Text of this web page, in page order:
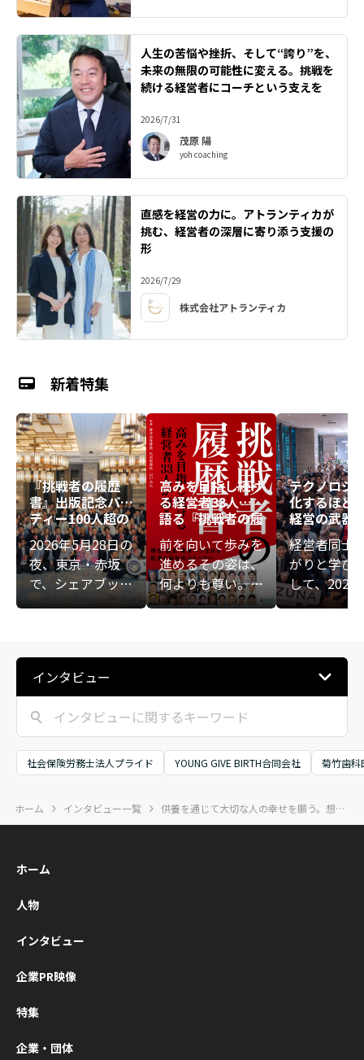
人生の苦悩や挫折、そして“誇り”を、
未来の無限の可能性に変える。挑戦を
続ける経営者にコーチという支えを
2026/7/31
茂原 陽
yoh coaching
直感を経営の力に。アトランティカが
挑む、経営者の深層に寄り添う支援の
形
2026/7/29
株式会社アトランティカ
新着特集
『挑戦者の履歴
書』出版記念パー
ティー――100人超の
熱意が重なる、新
たな始まりの夜
2026年5月28日の
夜、東京・赤坂
で、シェアブック
『挑戦者の履歴
催されました。会
場には共著者や関
係者など100人超
が集結。一人ひと
りの事業や社会へ
の想いが重なる、
熱い時間となりま
高みを目指し続け
る経営者33人が
語る『挑戦者の履
歴書』
前を向いて歩みを
進めるその姿は、
何よりも尊い――。ビ
ジネスの表舞台に
く、経営者が人知
ながらも前を向き
続けてきた「泥臭
い歩み」そのもの
に光を当てた書籍
『挑戦者の履歴
に出版となりまし
テクノロジ
化するほど
経営の武器
――KIZUNA
IVE講演会
ト
経営者同士
がりと学び
して、2025
6日（月）
ルド倶楽部
よる「
ECUTIVE講
した。
ECUTIVEは
営者同士が
いに成長し
インタビュー
社会保険労務士法人プライド YOUNG GIVE BIRTH合同会社 菊竹歯科
ホーム インタビュー一覧 供養を通じて大切な人の幸せを願う。想いを次世代へ紡ぐ、供養文化創造企業
ホーム
人物
インタビュー
企業PR映像
特集
企業・団体